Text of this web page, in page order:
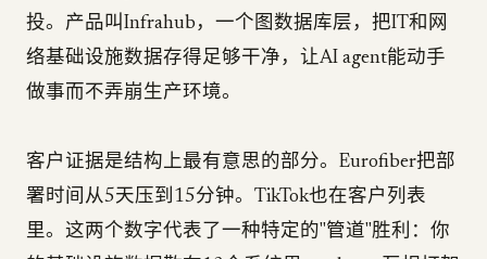
投。产品叫Infrahub，一个图数据库层，把IT和网
络基础设施数据存得足够干净，让AI agent能动手
做事而不弄崩生产环境。
客户证据是结构上最有意思的部分。Eurofiber把部
署时间从5天压到15分钟。TikTok也在客户列表
里。这两个数字代表了一种特定的"管道"胜利：你